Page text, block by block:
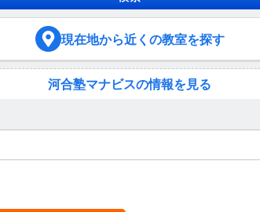
現在地から近くの教室を探す
河合塾マナビスの情報を見る